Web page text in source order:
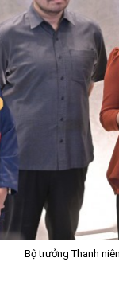
Bộ trưởng Thanh